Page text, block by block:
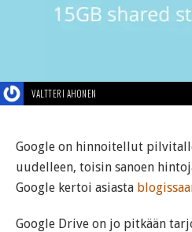
VALTTERI AHONEN
Google on hinnoitellut
uudelleen, toisin sanoen
Google kertoi asiasta
Google Drive on jo pitkään